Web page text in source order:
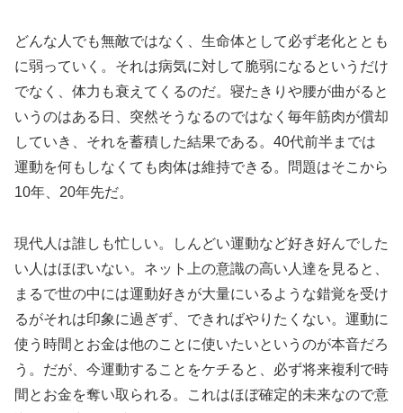
どんな人でも無敵ではなく、生命体として必ず老化ととも
に弱っていく。それは病気に対して脆弱になるというだけ
でなく、体力も衰えてくるのだ。寝たきりや腰が曲がると
いうのはある日、突然そうなるのではなく毎年筋肉が償却
していき、それを蓄積した結果である。40代前半までは
運動を何もしなくても肉体は維持できる。問題はそこから
10年、20年先だ。
現代人は誰しも忙しい。しんどい運動など好き好んでした
い人はほぼいない。ネット上の意識の高い人達を見ると、
まるで世の中には運動好きが大量にいるような錯覚を受け
るがそれは印象に過ぎず、できればやりたくない。運動に
使う時間とお金は他のことに使いたいというのが本音だろ
う。だが、今運動することをケチると、必ず将来複利で時
間とお金を奪い取られる。これはほぼ確定的未来なので意